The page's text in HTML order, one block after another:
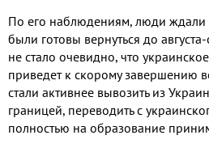
По его наблюдениям, люди
были готовы вернуться до
не стало очевидно, что
приведет к скорому завершению
стали активнее вывозить из
границей, переводить с
полностью на образование